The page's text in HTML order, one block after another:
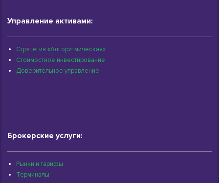
Управление активами:
Стратегия «Алгоритмическая»
Стоимостное инвестирование
Доверительное управление
Брокерские услуги:
Рынки и тарифы
Терминалы